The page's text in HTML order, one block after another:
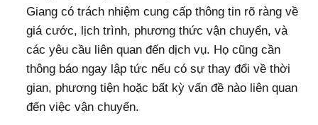
Giang có trách nhiệm cung cấp thông tin rõ ràng về
giá cước, lịch trình, phương thức vận chuyển, và
các yêu cầu liên quan đến dịch vụ. Họ cũng cần
thông báo ngay lập tức nếu có sự thay đổi về thời
gian, phương tiện hoặc bất kỳ vấn đề nào liên quan
đến việc vận chuyển.